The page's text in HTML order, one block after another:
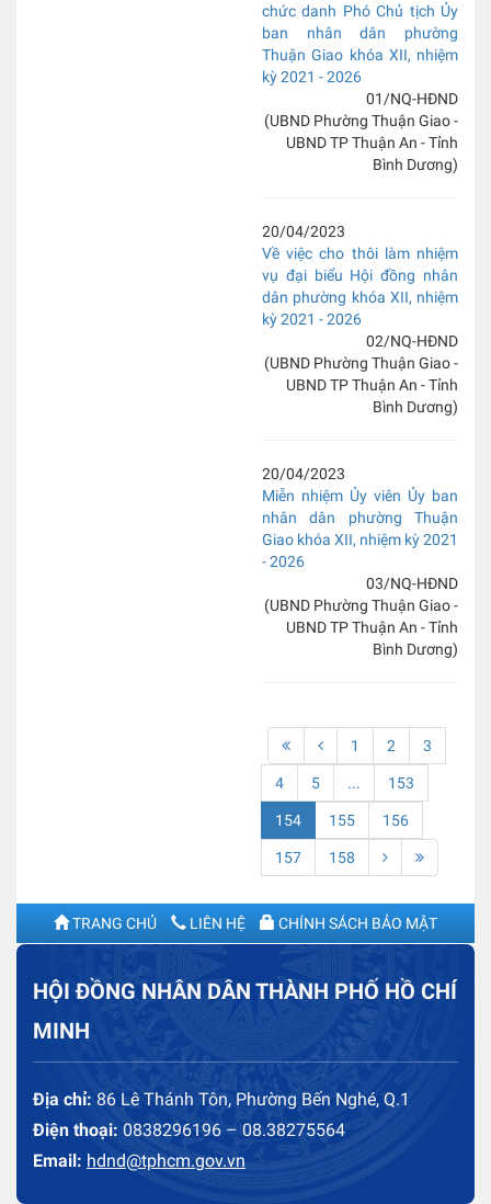
chức danh Phó Chủ tịch Ủy
ban nhân dân phường
Thuận Giao khóa XII, nhiệm
kỳ 2021 - 2026
01/NQ-HĐND
(UBND Phường Thuận Giao -
UBND TP Thuận An - Tỉnh
Bình Dương)
20/04/2023
Về việc cho thôi làm nhiệm
vụ đại biểu Hội đồng nhân
dân phường khóa XII, nhiệm
kỳ 2021 - 2026
02/NQ-HĐND
(UBND Phường Thuận Giao -
UBND TP Thuận An - Tỉnh
Bình Dương)
20/04/2023
Miễn nhiệm Ủy viên Ủy ban
nhân dân phường Thuận
Giao khóa XII, nhiệm kỳ 2021
- 2026
03/NQ-HĐND
(UBND Phường Thuận Giao -
UBND TP Thuận An - Tỉnh
Bình Dương)
1 2 3
4 5 ... 153
154 155 156
157 158
TRANG CHỦ LIÊN HỆ CHÍNH SÁCH BẢO MẬT
HỘI ĐỒNG NHÂN DÂN THÀNH PHỐ HỒ CHÍ
MINH
Địa chỉ: 86 Lê Thánh Tôn, Phường Bến Nghé, Q.1
Điện thoại: 0838296196 – 08.38275564
Email: hdnd@tphcm.gov.vn